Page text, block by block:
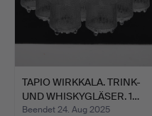
TAPIO WIRKKALA. TRINK-
UND WHISKYGLÄSER. 1…
Beendet 24. Aug 2025